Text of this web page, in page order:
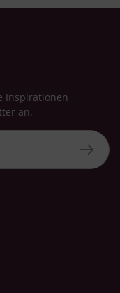
Inspirationen
an.